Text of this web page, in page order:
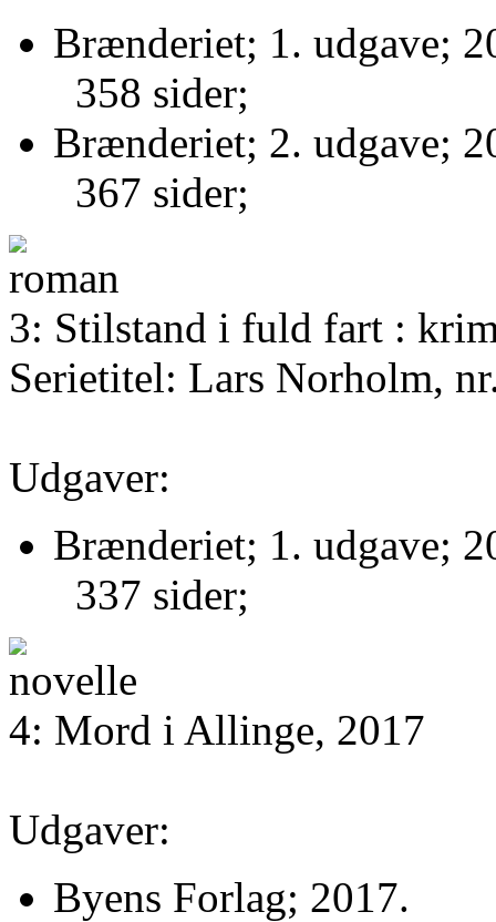
Brænderiet; 1. udgave;
358 sider;
Brænderiet; 2. udgave;
367 sider;
3: Stilstand i fuld fart :
Serietitel: Lars Norholm,
Udgaver:
Brænderiet; 1. udgave;
337 sider;
4: Mord i Allinge, 2017
Udgaver:
Byens Forlag; 2017.